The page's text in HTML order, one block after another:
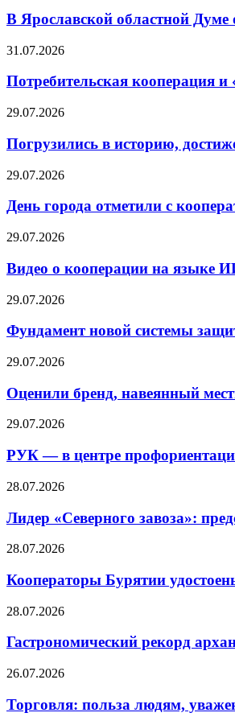
В Ярославской областной Думе
31.07.2026
Потребительская кооперация
29.07.2026
Погрузились в историю,
29.07.2026
День города отметили с
29.07.2026
Видео о кооперации на языке
29.07.2026
Фундамент новой системы
29.07.2026
Оценили бренд, навеянный
29.07.2026
РУК — в центре
28.07.2026
Лидер «Северного завоза»:
28.07.2026
Кооператоры Бурятии
28.07.2026
Гастрономический рекорд
26.07.2026
Торговля: польза людям,